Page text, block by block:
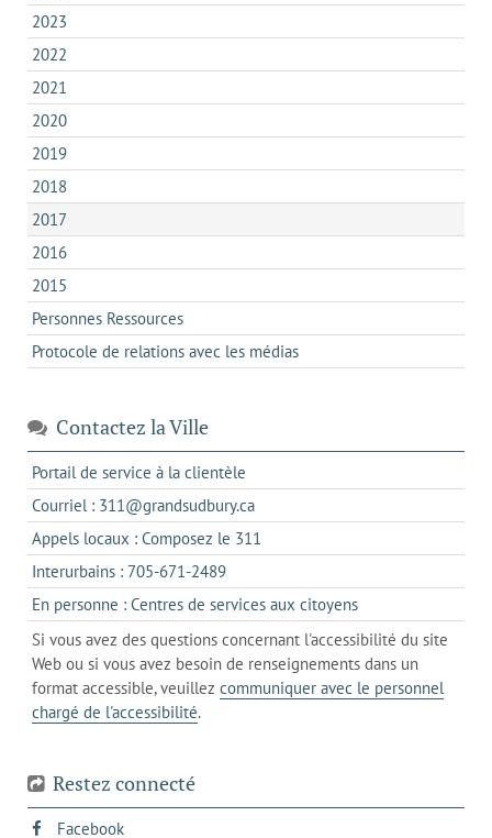
2023
2022
2021
2020
2019
2018
2017
2016
2015
Personnes Ressources
Protocole de relations avec les médias
Contactez la Ville
Portail de service à la clientèle
dans
un
nouvel
Courriel : 311@grandsudbury.cas'ouvre
dans
votre
de
messagerie
Appels locaux : Composez le 311
dans
un
client
de
votre
téléphone
Interurbains : 705-671-2489s'ouvre
dans
un
client
de
votre
En personne : Centres de services aux citoyenss'ouvre
dans
l'onglet
actuel
Si vous avez des questions concernant l'accessibilité du site
Web ou si vous avez besoin de renseignements dans un
format accessible, veuillez communiquer avec le personnel
chargé de l'accessibilité.
Restez connecté
Facebooks'ouvre